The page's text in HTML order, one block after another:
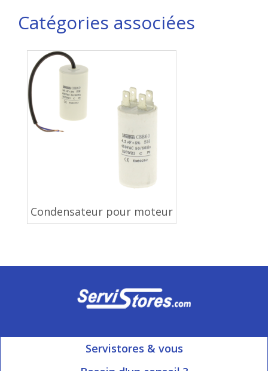
Catégories associées
Condensateur pour moteur
Servistores & vous
Mon compte